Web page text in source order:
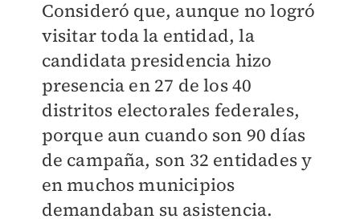
Consideró que, aunque no logró
visitar toda la entidad, la
candidata presidencia hizo
presencia en 27 de los 40
distritos electorales federales,
porque aun cuando son 90 días
de campaña, son 32 entidades y
en muchos municipios
demandaban su asistencia.